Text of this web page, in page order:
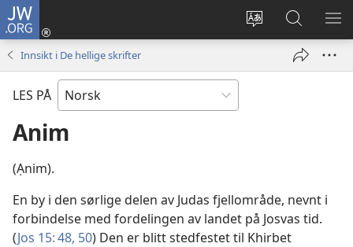
JW.ORG
Endre
Logg
inn
vindu)
Søk
på
JW.ORG
VIS
Innsikt i De hellige skrifter
LES PÅ
Anim
(Ạnim).
En by i den sørlige delen av Judas fjellområde, nevnt i
forbindelse med fordelingen av landet på Josvas tid.
(Jos 15: 48, 50) Den er blitt stedfestet til Khirbet